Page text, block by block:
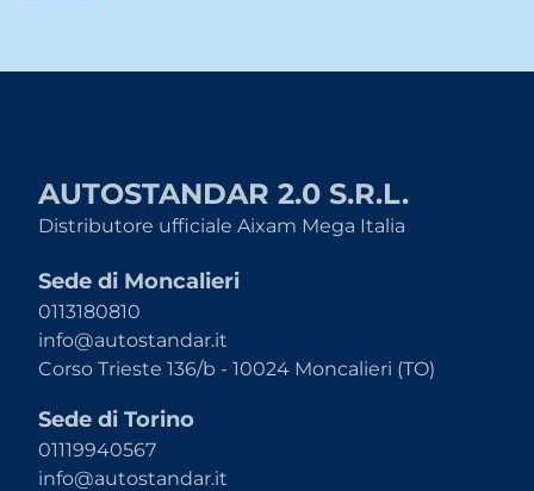
AUTOSTANDAR 2.0 S.R.L.
Distributore ufficiale Aixam Mega Italia
Sede di Moncalieri
0113180810
info@autostandar.it
Corso Trieste 136/b - 10024 Moncalieri (TO)
Sede di Torino
01119940567
info@autostandar.it